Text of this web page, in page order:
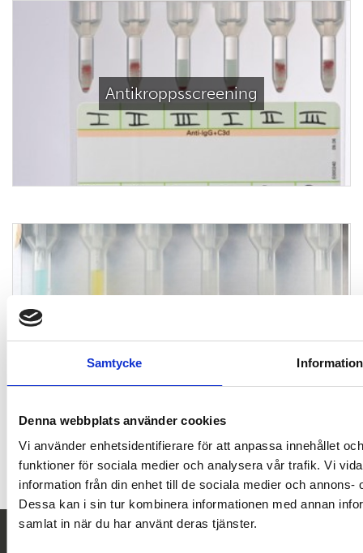
Samtycke Information
Denna webbplats använder cookies
Vi använder enhetsidentifierare för att anpassa innehållet
funktioner för sociala medier och analysera vår trafik. Vi
information från din enhet till de sociala medier och
Dessa kan i sin tur kombinera informationen med annan
samlat in när du har använt deras tjänster.
Antikroppsscreening